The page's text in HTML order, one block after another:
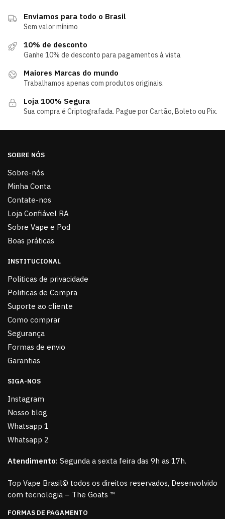
Enviamos para todo o Brasil
Sem valor mínimo
10% de desconto
Ganhe 10% de desconto para pagamentos á vista
Maiores Marcas do mundo
Trabalhamos apenas com produtos originais.
Loja 100% Segura
Sua compra é Criptografada. Pague por Cartão, Boleto ou Pix.
SOBRE NÓS
Sobre-nós
Minha Conta
Contate-nos
Loja Confiável RA
Sobre Vape e Pod
Boas práticas
INSTITUCIONAL
Politicas de privacidade
Politicas de Compra
Suporte ao cliente
Como comprar
Segurança
Formas de envio
Garantias
SIGA-NOS
Instagram
Nosso blog
Whatsapp 1
Whatsapp 2
Atendimento: Segunda a sexta feira das 9h as 17h.
Top Vape Brasil© todos os direitos reservados, Desenvolvido
com tecnologia – The Goats ™
FORMAS DE PAGAMENTO